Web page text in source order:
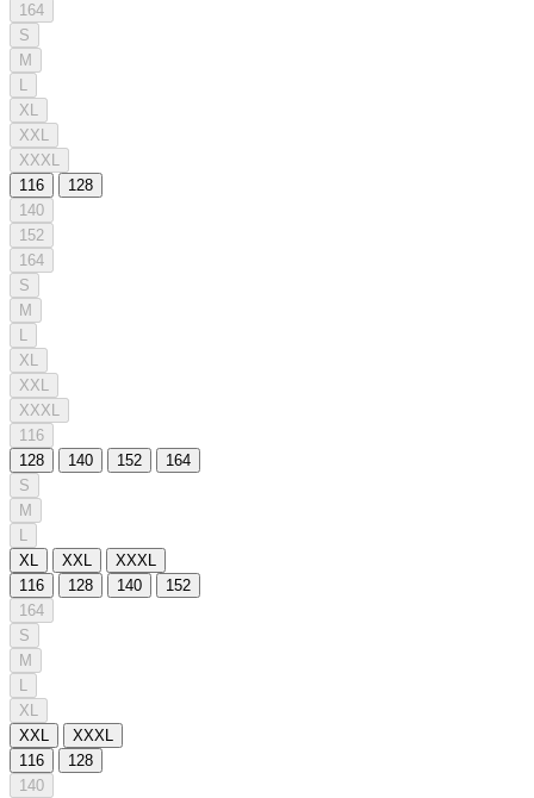
164
S
M
L
XL
XXL
XXXL
116
128
140
152
164
S
M
L
XL
XXL
XXXL
116
128
140 152
164
S
M
L
XL
XXL
XXXL
116
128 140
152
164
S
M
L
XL
XXL
XXXL
116
128
140